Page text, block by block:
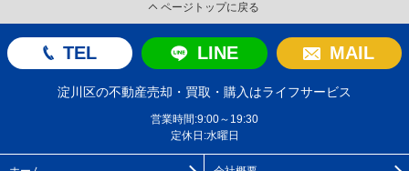
ページトップに戻る
TEL LINE MAIL
淀川区の不動産売却・買取・購入はライフサービス
営業時間:9:00～19:30
定休日:水曜日